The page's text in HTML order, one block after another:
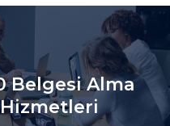
Belgesi Alma
Hizmetleri